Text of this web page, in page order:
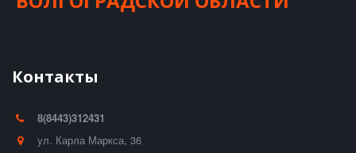
Контакты
8(8443)312431
ул. Карла Маркса, 36